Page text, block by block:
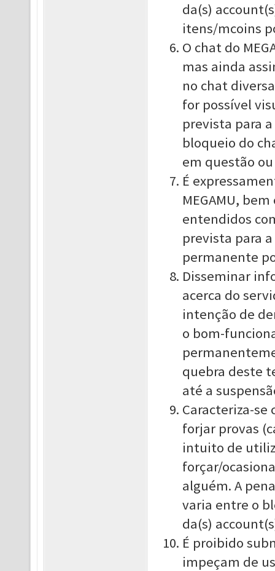
da(s)
itens/mcoins
O chat do
mas ainda
no chat
for possível
prevista para
bloqueio do
em questão
É
MEGAMU,
entendidos
prevista para
permanente
Disseminar
acerca do
intenção de
o bom-
quebra deste
até a
Caracteriza-
forjar provas
intuito de
forçar/
alguém. A
varia entre o
da(s)
É proibido
impeçam de